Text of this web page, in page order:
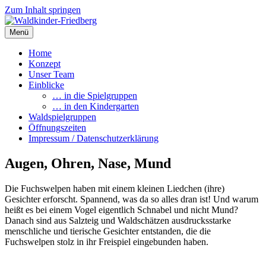
Zum Inhalt springen
Waldkinder-Friedberg
Internetpräsenz des Waldkindergartens Friedberg
Menü
Home
Konzept
Unser Team
Einblicke
… in die Spielgruppen
… in den Kindergarten
Waldspielgruppen
Öffnungszeiten
Impressum / Datenschutzerklärung
Augen, Ohren, Nase, Mund
Die Fuchswelpen haben mit einem kleinen Liedchen (ihre)
Gesichter erforscht. Spannend, was da so alles dran ist! Und warum
heißt es bei einem Vogel eigentlich Schnabel und nicht Mund?
Danach sind aus Salzteig und Waldschätzen ausdrucksstarke
menschliche und tierische Gesichter entstanden, die die
Fuchswelpen stolz in ihr Freispiel eingebunden haben.